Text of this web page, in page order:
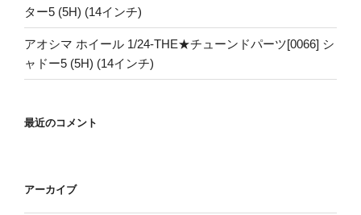
ター5 (5H) (14インチ)
アオシマ ホイール 1/24-THE★チューンドパーツ[0066] シ
ャドー5 (5H) (14インチ)
最近のコメント
アーカイブ